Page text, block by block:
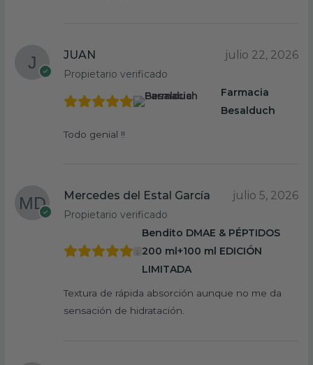
JUAN
Propietario verificado
julio 22, 2026
Farmacia
Besalduch
Todo genial !!
Mercedes del Estal García
Propietario verificado
julio 5, 2026
Bendito DMAE & PÉPTIDOS
200 ml+100 ml EDICIÓN
LIMITADA
Textura de rápida absorción aunque no me da
sensación de hidratación.